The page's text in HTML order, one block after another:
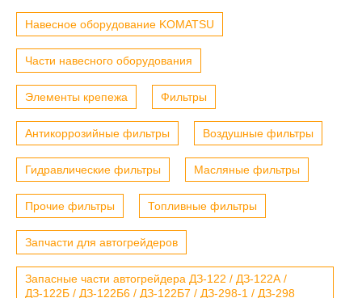
Навесное оборудование KOMATSU
Части навесного оборудования
Элементы крепежа Фильтры
Антикоррозийные фильтры Воздушные фильтры
Гидравлические фильтры Масляные фильтры
Прочие фильтры Топливные фильтры
Запчасти для автогрейдеров
Запасные части автогрейдера ДЗ-122 / ДЗ-122А /
ДЗ-122Б / ДЗ-122Б6 / ДЗ-122Б7 / ДЗ-298-1 / ДЗ-298